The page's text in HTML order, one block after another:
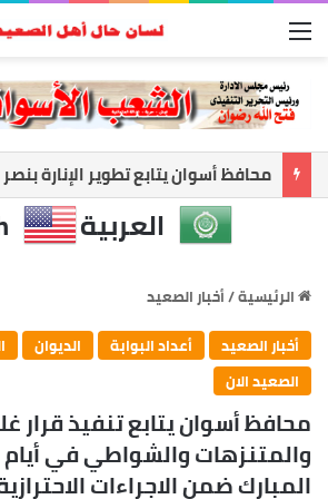
القائمة
العربية
الرئيسية/أخبار الصعيد
أخبار الصعيد
أعداد البوابة الديوان
الصعيد الان
محافظ أسوان يتابع تنفيذ قرار
والمتنزهات والشواطي في أيام
المبارك ضمن الاجراءات